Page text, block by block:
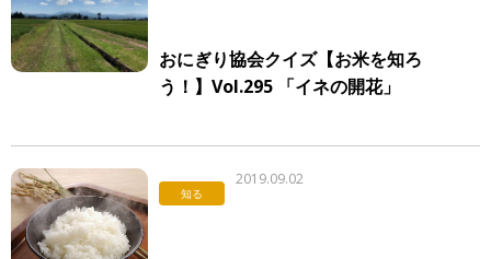
おにぎり協会クイズ【お米を知ろ
う！】Vol.295 「イネの開花」
知る
2019.09.02